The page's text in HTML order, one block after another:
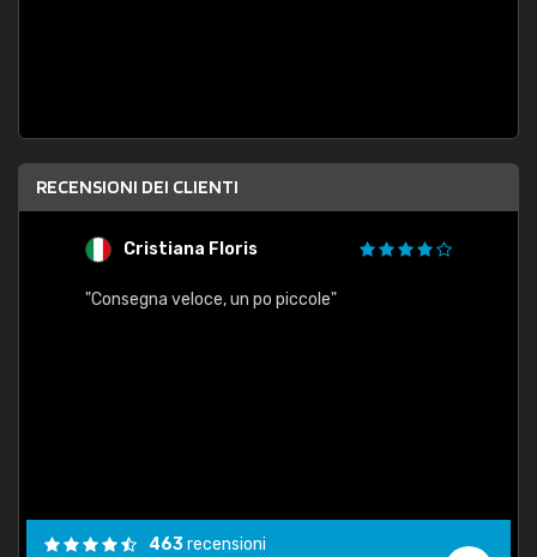
RECENSIONI DEI CLIENTI
Cristiana Floris
"Consegna veloce, un po piccole"
463recensioni